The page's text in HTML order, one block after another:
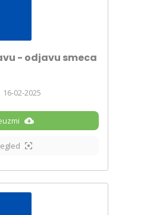
- odjavu smeca
16-02-2025